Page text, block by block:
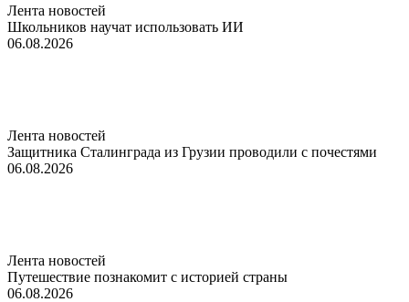
Лента новостей
Школьников научат использовать ИИ
06.08.2026
Лента новостей
Защитника Сталинграда из Грузии проводили с почестями
06.08.2026
Лента новостей
Путешествие познакомит с историей страны
06.08.2026